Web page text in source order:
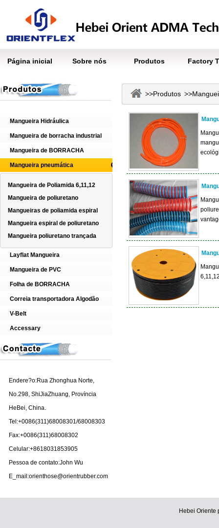
Página inicial Sobre nós Produtos Factory
Mangueira Hidráulica
Mangueira de borracha industrial
Mangueira de BORRACHA
Mangueira pneumática
Mangueira de Poliamida 6,11,12
Mangueira de poliuretano
Mangueiras de poliamida espiral
Mangueira espiral de poliuretano
Mangueira poliuretano trançada
Layflat Mangueira
Mangueira de PVC
Folha de BORRACHA
Correia transportadora Algodão
V-Belt
Accessary
Endere?o:Rua Zhonghua Norte,
No.298, ShiJiaZhuang, Província
HeBei, China.
Tel:+0086(311)68008301/68008303
Fax:+0086(311)68008302
Celular:+8618031853905
Pessoa de contato:John Wu
E_mail:orienthose@orientrubber.com
>>Produtos >>
Hebei